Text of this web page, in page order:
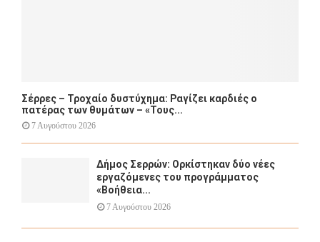
Σέρρες – Τροχαίο δυστύχημα: Ραγίζει καρδιές ο
πατέρας των θυμάτων – «Τους...
7 Αυγούστου 2026
Δήμος Σερρών: Ορκίστηκαν δύο νέες
εργαζόμενες του προγράμματος
«Βοήθεια...
7 Αυγούστου 2026